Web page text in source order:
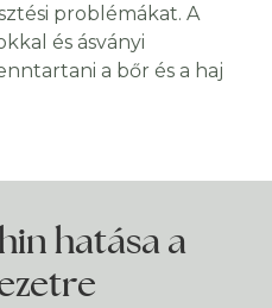
problémákat. A
és ásványi
a bőr és a haj
hatása a